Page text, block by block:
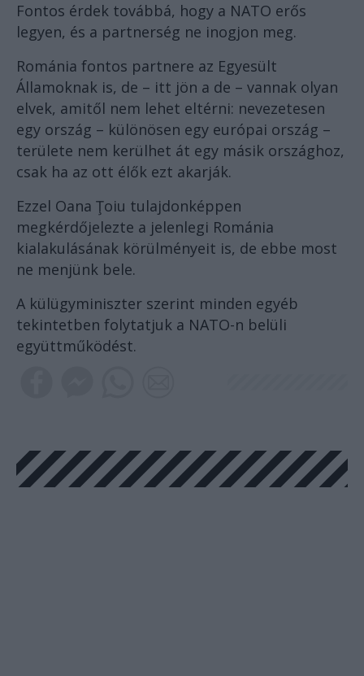
Fontos érdek továbbá, hogy a NATO erős
legyen, és a partnerség ne inogjon meg.
Románia fontos partnere az Egyesült
Államoknak is, de – itt jön a de – vannak olyan
elvek, amitől nem lehet eltérni: nevezetesen
egy ország – különösen egy európai ország –
területe nem kerülhet át egy másik országhoz,
csak ha az ott élők ezt akarják.
Ezzel Oana Ţoiu tulajdonképpen
megkérdőjelezte a jelenlegi Románia
kialakulásának körülményeit is, de ebbe most
ne menjünk bele.
A külügyminiszter szerint minden egyéb
tekintetben folytatjuk a NATO-n belüli
együttműködést.